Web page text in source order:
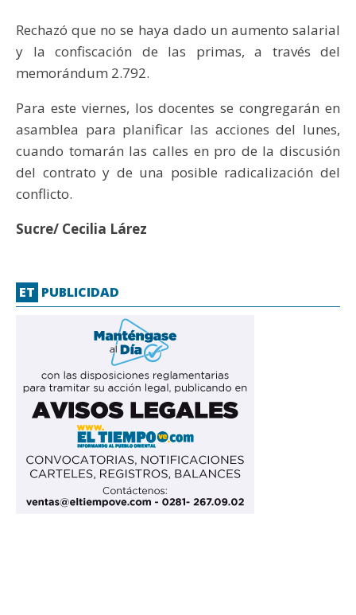
Rechazó que no se haya dado un aumento salarial
y la confiscación de las primas, a través del
memorándum 2.792.
Para este viernes, los docentes se congregarán en
asamblea para planificar las acciones del lunes,
cuando tomarán las calles en pro de la discusión
del contrato y de una posible radicalización del
conflicto.
Sucre/ Cecilia Lárez
ET PUBLICIDAD